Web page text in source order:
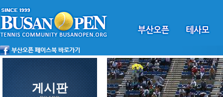
게시판